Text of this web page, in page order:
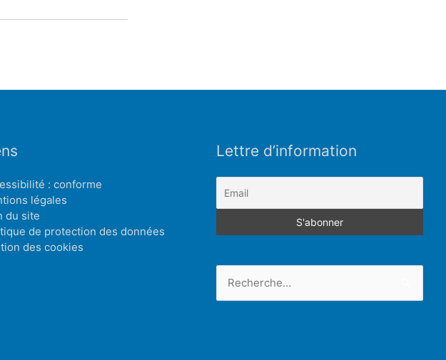
: conforme
légales
du site
de protection des données
des cookies
Lettre d’information